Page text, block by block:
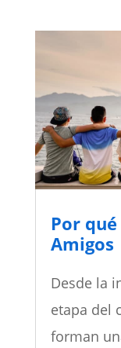
Por
Amigos
Desde la
etapa del
forman